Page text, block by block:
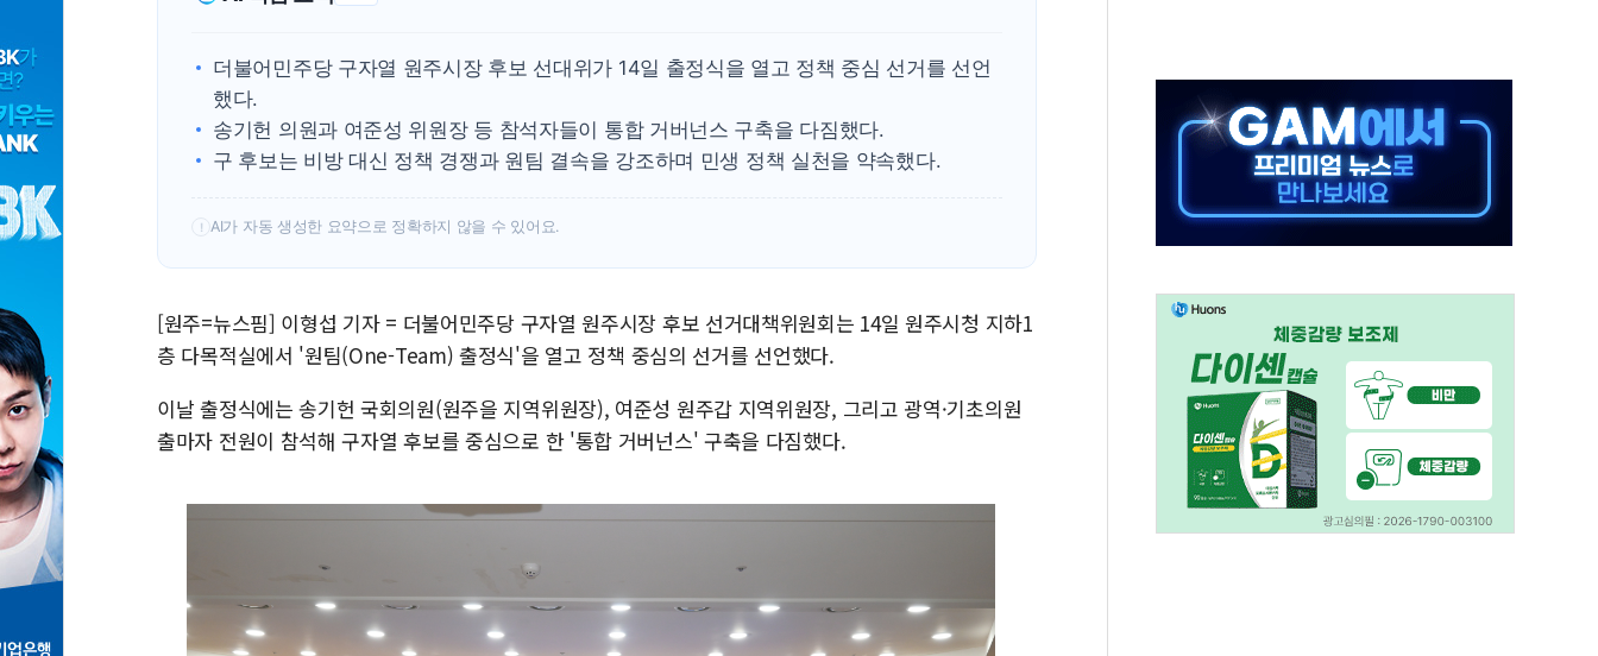
李대통령 "취약계층 돼 가는 청년들…실제 수요에 맞게 정책 정비"
中 미국 신장 제재에 '강경 맞 보복' 대미 드론 수출 통제· 기업 제재
더불어민주당 구자열 원주시장 후보 선대위가 14일 출정식을 열고 정책 중심 선거를 선언
했다.
송기헌 의원과 여준성 위원장 등 참석자들이 통합 거버넌스 구축을 다짐했다.
구 후보는 비방 대신 정책 경쟁과 원팀 결속을 강조하며 민생 정책 실천을 약속했다.
! AI가 자동 생성한 요약으로 정확하지 않을 수 있어요.
[원주=뉴스핌] 이형섭 기자 = 더불어민주당 구자열 원주시장 후보 선거대책위원회는 14일 원주시청 지하1
층 다목적실에서 '원팀(One-Team) 출정식'을 열고 정책 중심의 선거를 선언했다.
이날 출정식에는 송기헌 국회의원(원주을 지역위원장), 여준성 원주갑 지역위원장, 그리고 광역·기초의원
출마자 전원이 참석해 구자열 후보를 중심으로 한 '통합 거버넌스' 구축을 다짐했다.